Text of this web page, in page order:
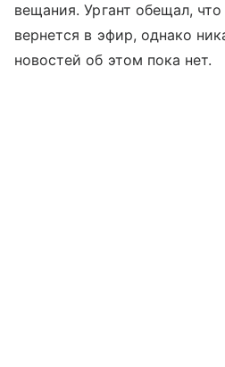
вещания. Ургант обещал,
вернется в эфир, однако
новостей об этом пока нет.